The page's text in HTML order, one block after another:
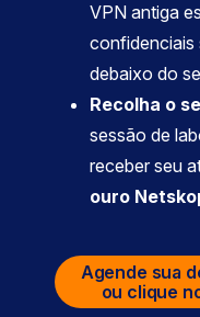
VPN antiga
confidenciais
debaixo do
Recolha o
sessão de
receber seu
ouro
Agende sua
ou clique